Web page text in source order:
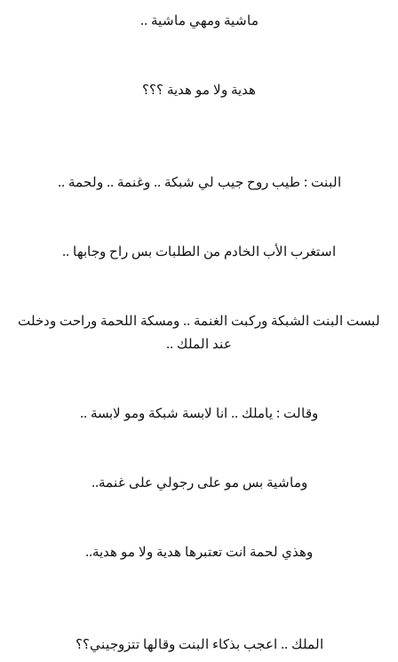
ماشية ومهي ماشية ..
هدية ولا مو هدية ؟؟؟
البنت : طيب روح جيب لي شبكة .. وغنمة .. ولحمة ..
استغرب الأب الخادم من الطلبات بس راح وجابها ..
لبست البنت الشبكة وركبت الغنمة .. ومسكة اللحمة وراحت ودخلت
عند الملك ..
وقالت : ياملك .. انا لابسة شبكة ومو لابسة ..
وماشية بس مو على رجولي على غنمة..
وهذي لحمة انت تعتبرها هدية ولا مو هدية..
الملك .. اعجب بذكاء البنت وقالها تتزوجيني؟؟